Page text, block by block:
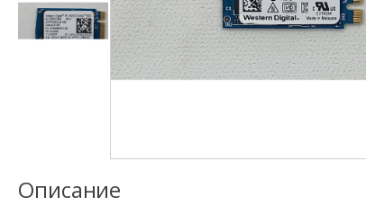
Описание